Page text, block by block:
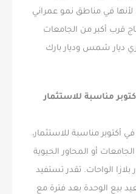
لأنها في مناطق نمو عمراني
قرب أكبر من الجامعات
ديار شمس وديار بارك
مناسبة للاستثمار
مناسبة للاستثمار،
أو المحاور الحيوية
بلازا الواحات. تقدر تستفيد
بيع الوحدة بعد فترة مع